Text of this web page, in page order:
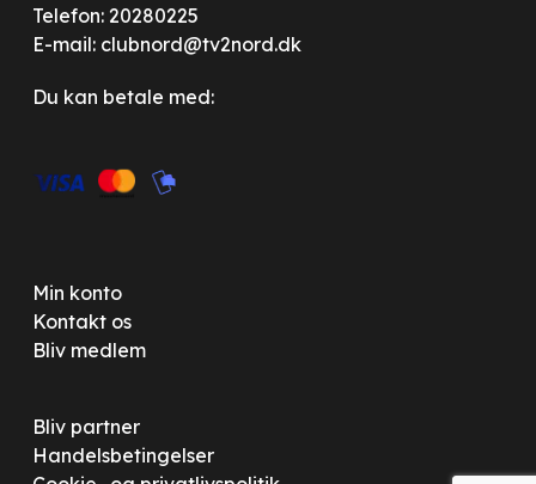
Telefon: 20280225
E-mail: clubnord@tv2nord.dk
Du kan betale med:
Min konto
Kontakt os
Bliv medlem
Bliv partner
Handelsbetingelser